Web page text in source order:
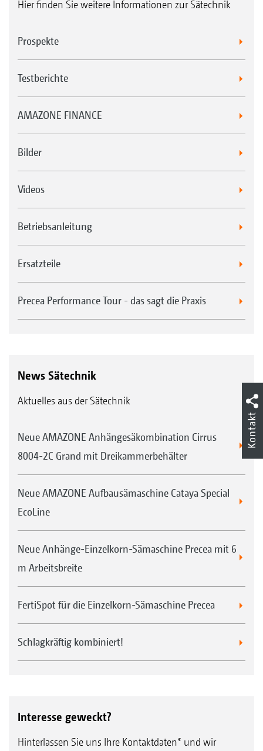
Triple-Shoot
unterdrücken die Unkräuter
Hier finden Sie weitere Informationen zur Sätechnik
Prospekte
Testberichte
AMAZONE FINANCE
Bilder
Videos
Betriebsanleitung
Ersatzteile
Precea Performance Tour - das sagt die Praxis
News Sätechnik
Aktuelles aus der Sätechnik
Neue AMAZONE Anhängesäkombination Cirrus
8004-2C Grand mit Dreikammerbehälter
Neue AMAZONE Aufbausämaschine Cataya Special
EcoLine
Neue Anhänge-Einzelkorn-Sämaschine Precea mit 6
m Arbeitsbreite
FertiSpot für die Einzelkorn-Sämaschine Precea
Schlagkräftig kombiniert!
Interesse geweckt?
Hinterlassen Sie uns Ihre Kontaktdaten* und wir
Kontakt